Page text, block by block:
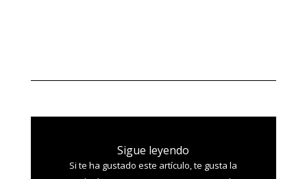
Sigue leyendo
Si te ha gustado este artículo, te gusta la